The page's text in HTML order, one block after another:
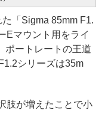
「Sigma 85mm F1.
Eマウント用をライ
ポートレートの王道
シリーズは35m
肢が増えたことで小